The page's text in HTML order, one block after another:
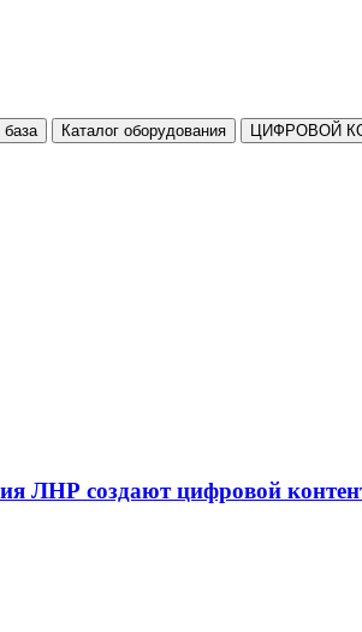
база Каталог оборудования ЦИФРОВОЙ
ЛНР создают цифровой